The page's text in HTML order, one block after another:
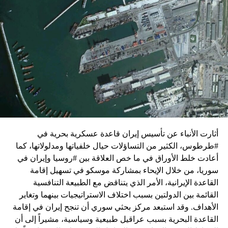
زيارة تأتي في إطار الجهود الدبلوماسية المكثفة التي تبذلها
واشنطن للدفع بالمفاوضات والتوصل إلى اتفاق لوقف لإطلاق
النار في غزة.
ويبدو أن نتنياهو استبق زيارة بلينكن لإسرائيل بالتأكيد على أن
الضغوط يجب أن تتوجه إلى حماس، وليس على حكومته.
كما وقال بيان من مكتب نتنياهو إنه مصر على بقاء القوات
الإسرائيلية في محور فيلادلفيا “لمنع الإرهابيين من إعادة
التسلح”.
وفي هذا السياق، قال الكاتب والباحث السياسي الفلسطيني
جمال زقوت في حديث لـ”سكاي نيوز عربية”:
حماس ليست عقبة في المفاوضات وأي حديث من هذا
القبيل تجني على الموقف الفلسطيني.
المعضلة الأساسية هي أن نتنياهو يعرض المجتمع
الإسرائيلي والمنطقة للخطر.
أثارت الأنباء عن تأسيس إيران قاعدة عسكرية بحرية في
#طرطوس، الكثير من التساؤلات حيال خلفياتها ومدلولاتها، كما
أعادت خلط الأوراق في ما خص العلاقة بين #روسيا وإيران في
سوريا، من خلال الإيحاء بمشاركة موسكو في تسهيل إقامة
القاعدة الإيرانية، الأمر الذي يتناقض مع الطبيعة التنافسية
القائمة بين الدولتين بسبب اختلاف الاستراتيجيات بينهما وتغاير
الأهداف. وقد استبعد مركز بحثي سوري أن تنجح إيران في إقامة
القاعدة البحرية بسبب عراقيل طبيعية وسياسية، مشيراً إلى أن